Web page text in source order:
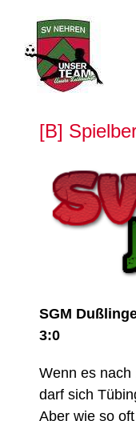
springen
[B]
grösseres
Bild
SGM
3:0
Wenn es
darf sich
Aber wie so